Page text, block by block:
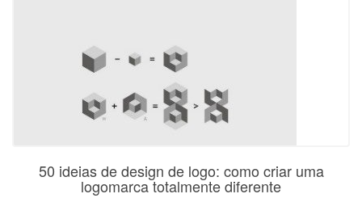
50 ideias de design de logo: como criar uma
logomarca totalmente diferente